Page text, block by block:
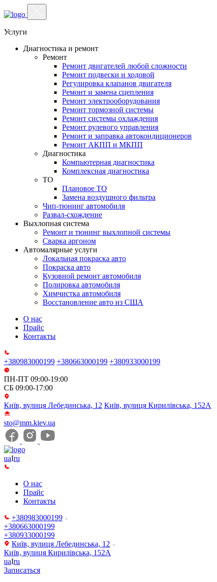
Услуги
Диагностика и ремонт
Ремонт
Ремонт двигателей любой сложности
Ремонт подвески и ходовой
Регулировка клапанов двигателя
Ремонт и замена сцепления
Ремонт электрооборудования
Ремонт тормозной системы
Ремонт системы охлаждения
Ремонт рулевого управления
Ремонт и заправка автокондиционеров
Ремонт АКПП и МКПП
Диагностика
Компьютерная диагностика
Комплексная диагностика
ТО
Плановое ТО
Замена воздушного фильтра
Чип-тюнинг автомобиля
Развал-схождение
Выхлопная система
Ремонт и тюнинг выхлопной системы
Сварка аргоном
Автомалярные услуги
Локальная покраска авто
Покраска авто
Кузовной ремонт автомобиля
Полировка автомобиля
Химчистка автомобиля
Восстановление авто из США
О нас
Прайс
Контакты
+380983000199 +380663000199 +380933000199
ПН-ПТ 09:00-19:00
СБ 09:00-17:00
Київ, вулиця Лебединська, 12 Київ, вулиця Кирилівська, 152А
sto@mm.kiev.ua
uaIru
О нас
Прайс
Контакты
+380983000199
+380663000199
+380933000199
Київ, вулиця Лебединська, 12
Київ, вулиця Кирилівська, 152А
uaIru
Записаться